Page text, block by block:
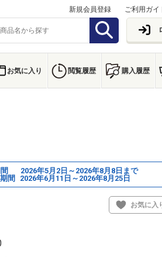
新規会員登録 ご利用ガイ
お気に入り 閲覧履歴 購入履歴
間
2026年5月2日～2026年8月8日まで
間
2026年6月11日～2026年8月25日
お気に入